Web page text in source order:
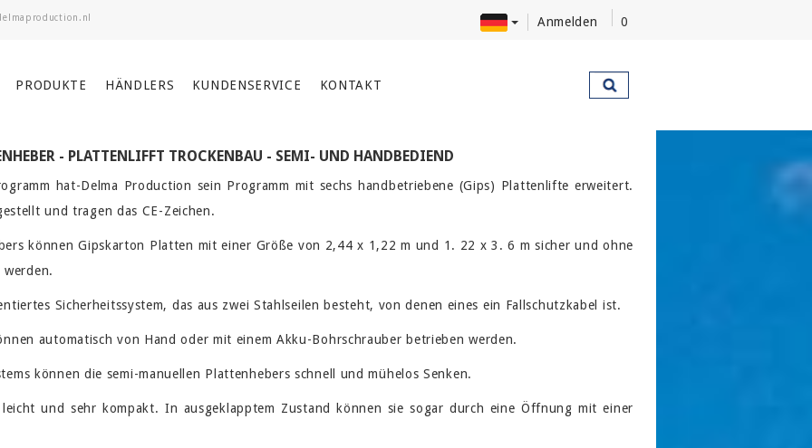
Anmelden 0
PRODUKTE HÄNDLERS KUNDENSERVICE KONTAKT
- PLATTENLIFFT TROCKENBAU - SEMI- UND HANDBEDIEND
hat-Delma Production sein Programm mit sechs handbetriebene (Gips) Plattenlifte erweitert.
und tragen das CE-Zeichen.
können Gipskarton Platten mit einer Größe von 2,44 x 1,22 m und 1. 22 x 3. 6 m sicher und ohne
Sicherheitssystem, das aus zwei Stahlseilen besteht, von denen eines ein Fallschutzkabel ist.
automatisch von Hand oder mit einem Akku-Bohrschrauber betrieben werden.
können die semi-manuellen Plattenhebers schnell und mühelos Senken.
und sehr kompakt. In ausgeklapptem Zustand können sie sogar durch eine Öffnung mit einer